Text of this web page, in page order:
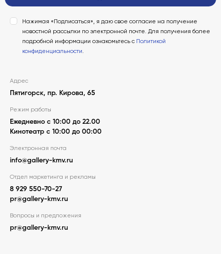
Нажимая «Подписаться», я даю свое согласие на получение
новостной рассылки по электронной почте. Для получения более
подробной информации ознакомьтесь с Политикой
конфиденциальности.
Адрес
Пятигорск, пр. Кирова, 65
Режим работы
Ежедневно с 10:00 до 22.00
Кинотеатр с 10:00 до 00:00
Электронная почта
info@gallery-kmv.ru
Отдел маркетинга и рекламы
8 929 550-70-27
pr@gallery-kmv.ru
Вопросы и предложения
pr@gallery-kmv.ru